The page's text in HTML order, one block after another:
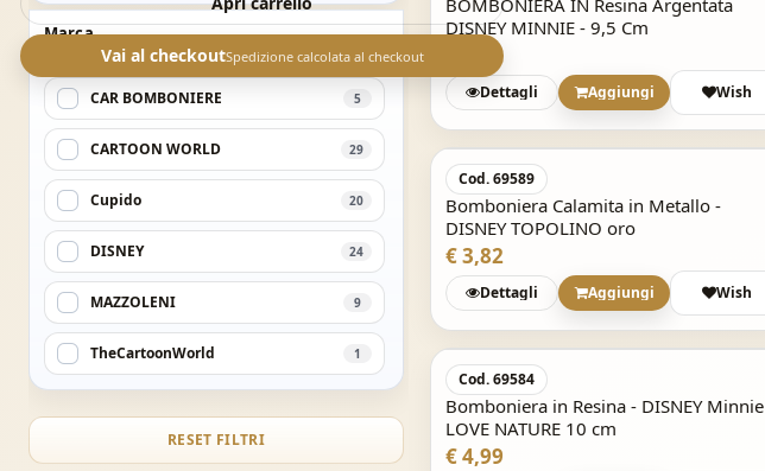
Vai al checkoutSpedizione calcolata al checkout
Marca
CAR BOMBONIERE 5
CARTOON WORLD 29
Cupido 20
DISNEY 24
MAZZOLENI 9
TheCartoonWorld 1
RESET FILTRI
BOMBONIERA IN Resina Argentata
DISNEY MINNIE - 9,5 Cm
€ 7,82
Dettagli Aggiungi Wish
Cod. 69589
Bomboniera Calamita in Metallo -
DISNEY TOPOLINO oro
€ 3,82
Dettagli Aggiungi Wish
Cod. 69584
Bomboniera in Resina - DISNEY Minnie
LOVE NATURE 10 cm
€ 4,99